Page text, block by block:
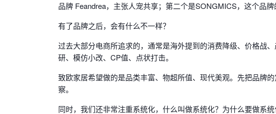
品牌 Feandrea，主张人宠共享；第二个是SONGMICS，这个品
有了品牌之后，会有什么不一样？
过去大部分电商所追求的，通常是海外提到的消费降级、价格战
研、模仿小改、CP值、点状打击。
致欧家居希望做的是品类丰富、物超所值、现代美观。先把品牌
察。
同时，我们还非常注重系统化，什么叫做系统化？为什么要做系统